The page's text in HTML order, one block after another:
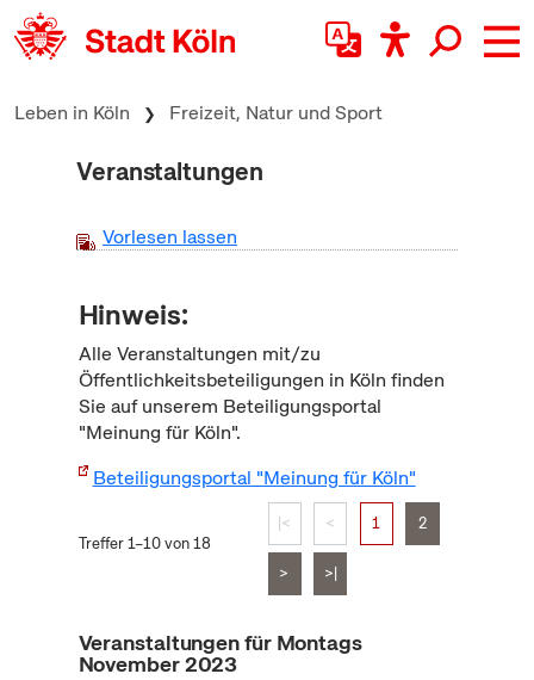
zum Inhalt springen
Leben in Köln Freizeit, Natur und Sport
Veranstaltungen
Vorlesen lassen
Hinweis:
Alle Veranstaltungen mit/zu
Öffentlichkeitsbeteiligungen in Köln finden
Sie auf unserem Beteiligungsportal
"Meinung für Köln".
Beteiligungsportal "Meinung für Köln"
Treffer 1–10 von 18
|< < 1 2
> >|
Veranstaltungen für Montags
November 2023